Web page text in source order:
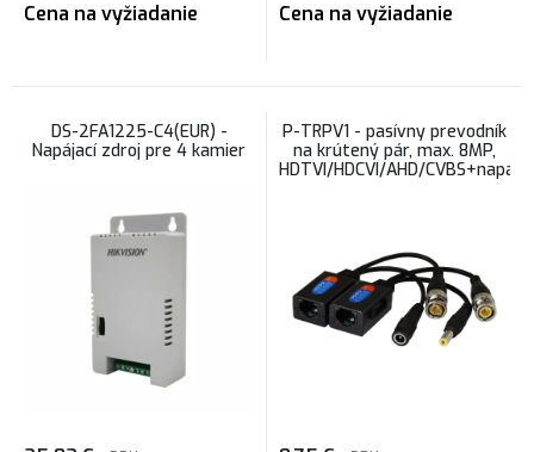
Cena na vyžiadanie Cena na vyžiadanie
DS-2FA1225-C4(EUR) -
Napájací zdroj pre 4 kamier
P-TRPV1 - pasívny prevodník
na krútený pár, max. 8MP,
HDTVI/HDCVI/AHD/